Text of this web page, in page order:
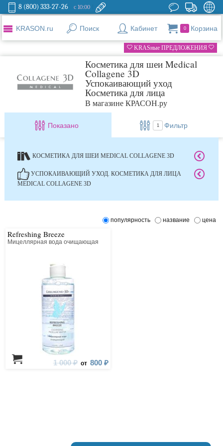
8 (800) 333-27-26 с 10:00
KRASON.ru Поиск Кабинет 0 Корзина
KRASные ПРЕДЛОЖЕНИЯ
Косметика для шеи Medical
Collagene 3D
Успокаивающий уход
Косметика для лица
В магазине КРАСОН.ру
Показано 1 Фильтр
КОСМЕТИКА ДЛЯ ШЕИ MEDICAL COLLAGENE 3D
УСПОКАИВАЮЩИЙ УХОД. КОСМЕТИКА ДЛЯ ЛИЦА
MEDICAL COLLAGENE 3D
популярность название цена
Refreshing Breeze
Мицеллярная вода очищающая
1 000 ₽ от 800 ₽